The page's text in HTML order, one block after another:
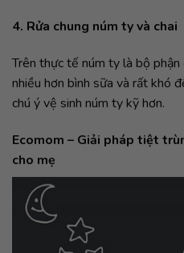
4. Rửa chung núm ty và chai
Trên thực tế núm ty là bộ phận
nhiều hơn bình sữa và rất khó
chú ý vệ sinh núm ty kỹ hơn.
Ecomom – Giải pháp tiệt
cho mẹ